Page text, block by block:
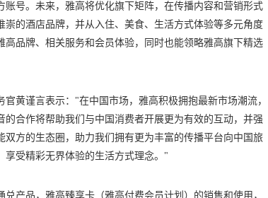
号。未来，雅高将优化旗下矩阵，在传播内容和营销形式
的酒店品牌，并从入住、美食、生活方式体验等多元角度
品牌、相关服务和会员体验，同时也能领略雅高旗下精选
黄谨言表示："在中国市场，雅高积极拥抱最新市场潮流，
合作将帮助我们与中国消费者开展更为有效的互动，并强
方的生态圈，助力我们拥有更为丰富的传播平台向中国旅
享受精彩无界体验的生活方式理念。"
产品，雅高臻享卡（雅高付费会员计划）的销售和使用，